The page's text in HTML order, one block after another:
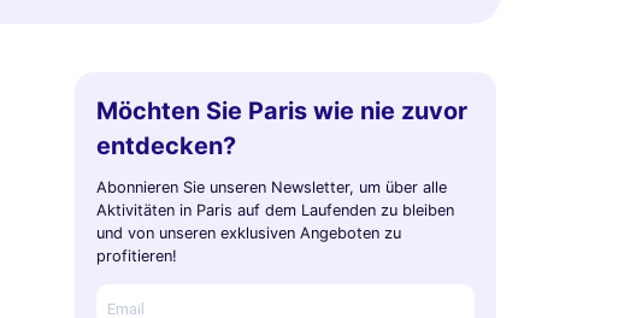
Möchten Sie Paris wie nie zuvor
entdecken?
Abonnieren Sie unseren Newsletter, um über alle
Aktivitäten in Paris auf dem Laufenden zu bleiben
und von unseren exklusiven Angeboten zu
profitieren!